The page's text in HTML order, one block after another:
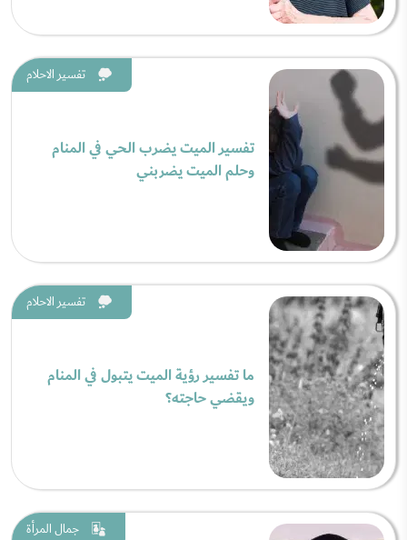
تفسير الاحلام
تفسير الميت يضرب الحي في المنام
وحلم الميت يضربني
تفسير الاحلام
ما تفسير رؤية الميت يتبول في المنام
ويقضي حاجته؟
جمال المرأة